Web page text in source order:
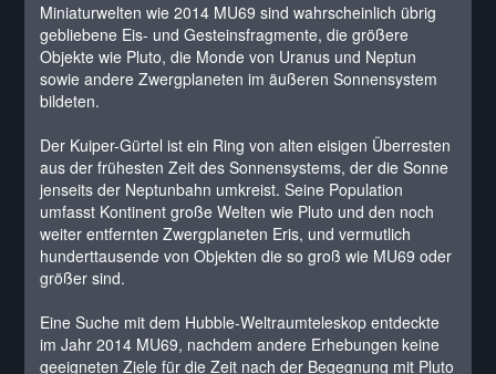
Miniaturwelten wie 2014 MU69 sind wahrscheinlich übrig
gebliebene Eis- und Gesteinsfragmente, die größere
Objekte wie Pluto, die Monde von Uranus und Neptun
sowie andere Zwergplaneten im äußeren Sonnensystem
bildeten.
Der Kuiper-Gürtel ist ein Ring von alten eisigen Überresten
aus der frühesten Zeit des Sonnensystems, der die Sonne
jenseits der Neptunbahn umkreist. Seine Population
umfasst Kontinent große Welten wie Pluto und den noch
weiter entfernten Zwergplaneten Eris, und vermutlich
hunderttausende von Objekten die so groß wie MU69 oder
größer sind.
Eine Suche mit dem Hubble-Weltraumteleskop entdeckte
im Jahr 2014 MU69, nachdem andere Erhebungen keine
geeigneten Ziele für die Zeit nach der Begegnung mit Pluto